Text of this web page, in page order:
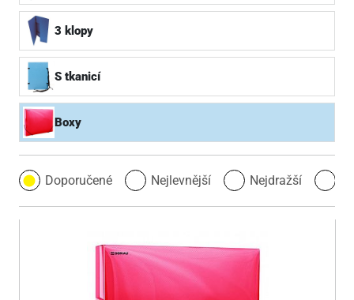
3 klopy
S tkanicí
Boxy
Doporučené Nejlevnější Nejdražší